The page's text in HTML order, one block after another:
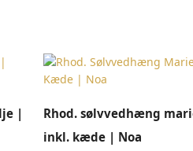
|
Rhod. sølvvedhæng
inkl. kæde | Noa